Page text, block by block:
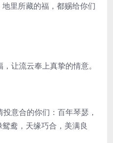
里所藏的福，都赐给你们
让流云奉上真挚的情意。
意合的你们：百年琴瑟，
鸯，天缘巧合，美满良